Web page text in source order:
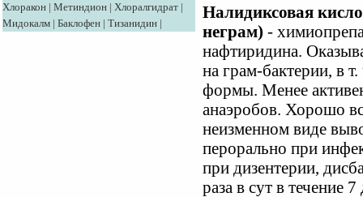
Хлоракон | Метиндион | Хлоралгидрат |
Мидокалм | Баклофен | Тизанидин |
Налидиксовая
неграм) -
нафтиридина.
на грам-бактерии, в
формы. Менее
анаэробов. Хорошо
неизменном виде
перорально при
при дизентерии,
раза в сут в течение 7